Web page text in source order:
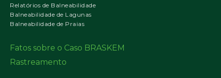
Relatórios de Balneabilidade
Balneabilidade de Lagunas
Balneabilidade de Praias
Fatos sobre o Caso BRASKEM
Rastreamento